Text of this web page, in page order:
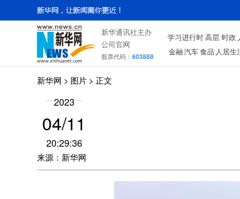
新华通讯社主办
公司官网
股票代码： 603888
学习进行时高层 时政
金融汽车食品 人居生
新华网 > 图片 > 正文
2023
04/11
20:29:36
来源：新华网